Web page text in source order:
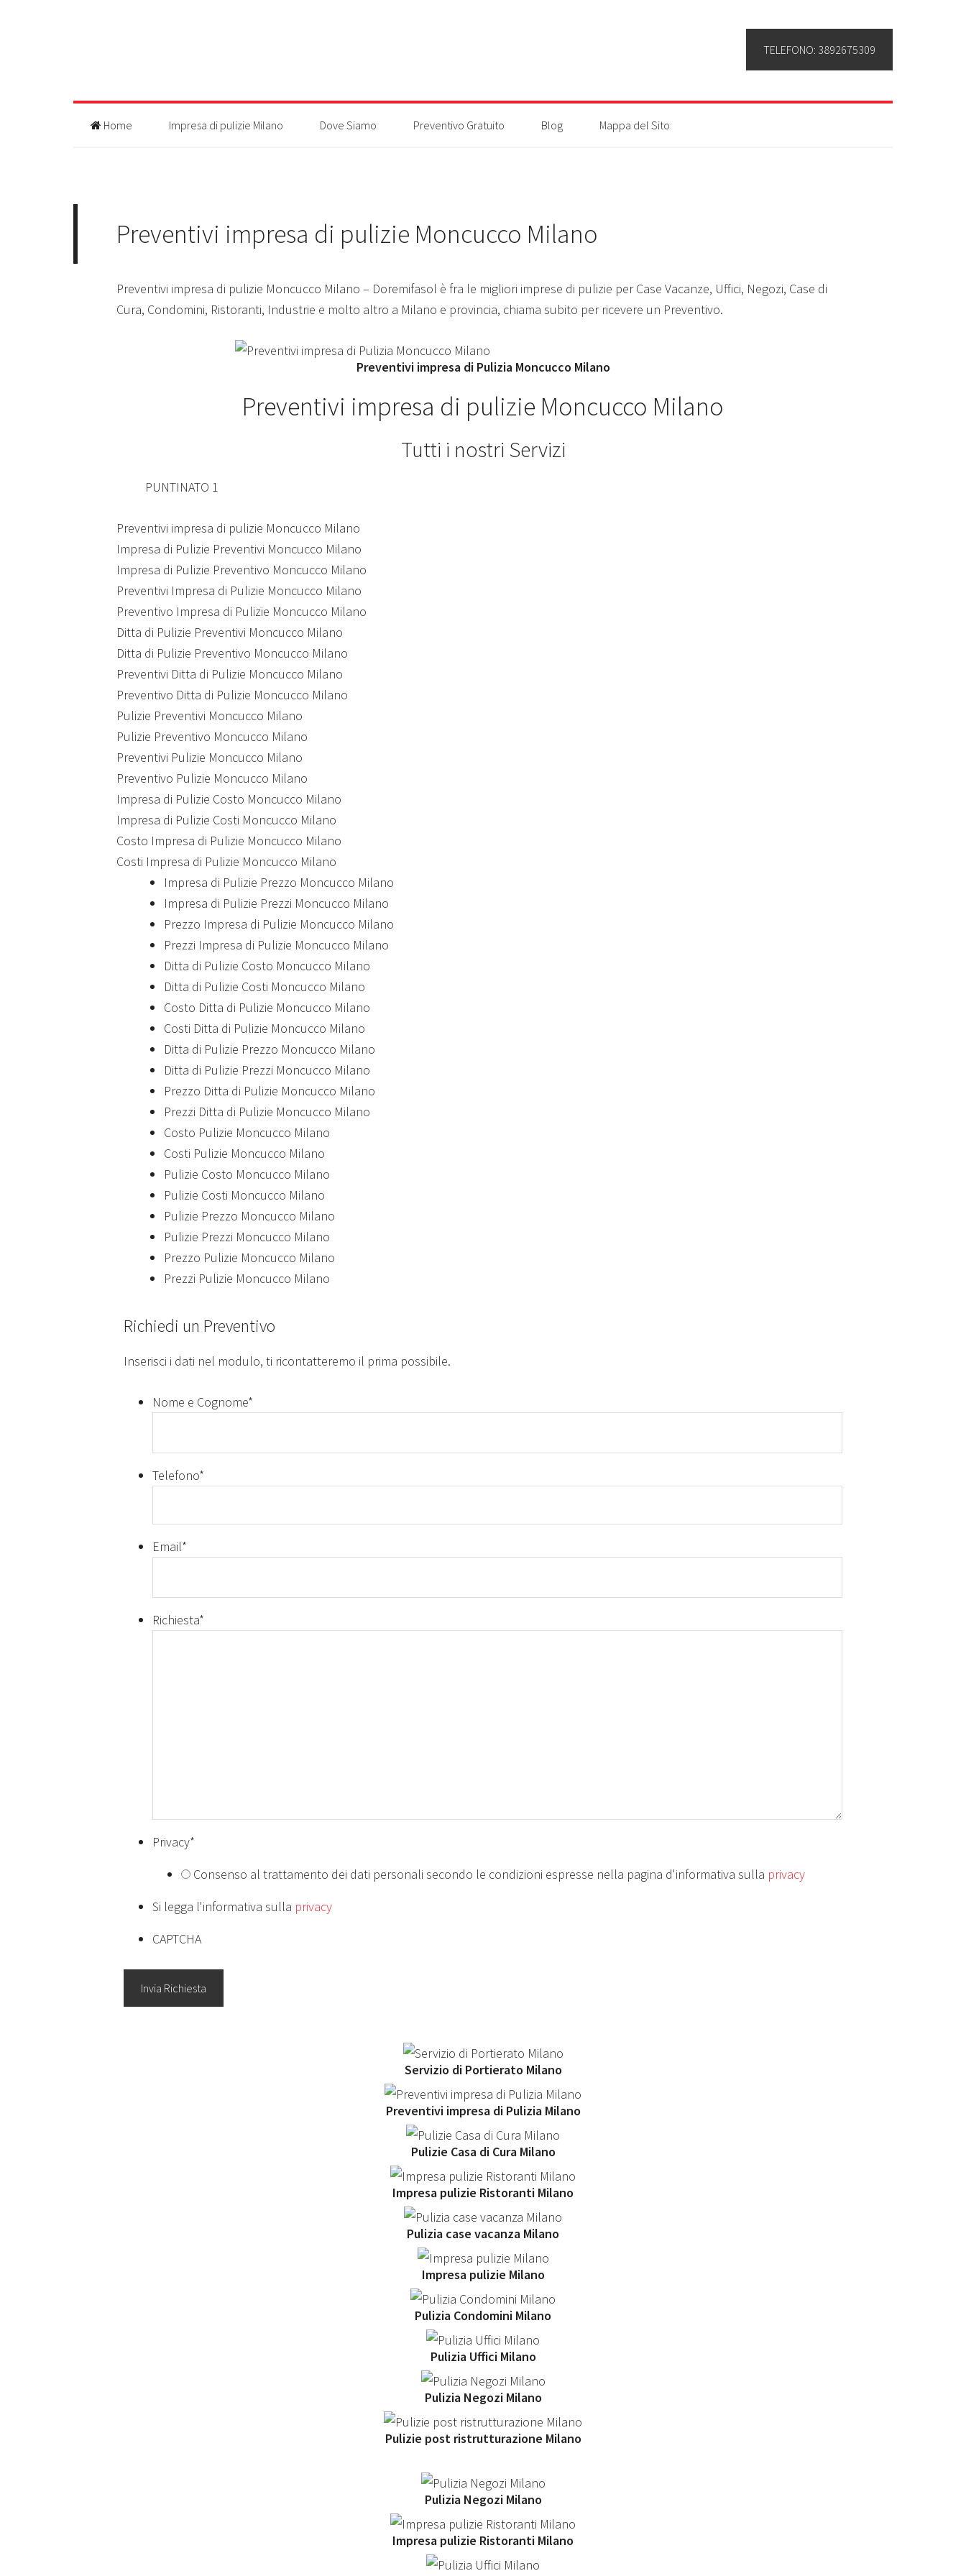
TELEFONO: 3892675309
Home Impresa di pulizie Milano Dove Siamo Preventivo Gratuito Blog Mappa del Sito
Preventivi impresa di pulizie Moncucco Milano
Preventivi impresa di pulizie Moncucco Milano – Doremifasol è fra le migliori imprese di pulizie per Case Vacanze, Uffici, Negozi, Case di
Cura, Condomini, Ristoranti, Industrie e molto altro a Milano e provincia, chiama subito per ricevere un Preventivo.
Preventivi impresa di Pulizia Moncucco Milano
Preventivi impresa di pulizie Moncucco Milano
Tutti i nostri Servizi
PUNTINATO 1
Preventivi impresa di pulizie Moncucco Milano
Impresa di Pulizie Preventivi Moncucco Milano
Impresa di Pulizie Preventivo Moncucco Milano
Preventivi Impresa di Pulizie Moncucco Milano
Preventivo Impresa di Pulizie Moncucco Milano
Ditta di Pulizie Preventivi Moncucco Milano
Ditta di Pulizie Preventivo Moncucco Milano
Preventivi Ditta di Pulizie Moncucco Milano
Preventivo Ditta di Pulizie Moncucco Milano
Pulizie Preventivi Moncucco Milano
Pulizie Preventivo Moncucco Milano
Preventivi Pulizie Moncucco Milano
Preventivo Pulizie Moncucco Milano
Impresa di Pulizie Costo Moncucco Milano
Impresa di Pulizie Costi Moncucco Milano
Costo Impresa di Pulizie Moncucco Milano
Costi Impresa di Pulizie Moncucco Milano
Impresa di Pulizie Prezzo Moncucco Milano
Impresa di Pulizie Prezzi Moncucco Milano
Prezzo Impresa di Pulizie Moncucco Milano
Prezzi Impresa di Pulizie Moncucco Milano
Ditta di Pulizie Costo Moncucco Milano
Ditta di Pulizie Costi Moncucco Milano
Costo Ditta di Pulizie Moncucco Milano
Costi Ditta di Pulizie Moncucco Milano
Ditta di Pulizie Prezzo Moncucco Milano
Ditta di Pulizie Prezzi Moncucco Milano
Prezzo Ditta di Pulizie Moncucco Milano
Prezzi Ditta di Pulizie Moncucco Milano
Costo Pulizie Moncucco Milano
Costi Pulizie Moncucco Milano
Pulizie Costo Moncucco Milano
Pulizie Costi Moncucco Milano
Pulizie Prezzo Moncucco Milano
Pulizie Prezzi Moncucco Milano
Prezzo Pulizie Moncucco Milano
Prezzi Pulizie Moncucco Milano
Richiedi un Preventivo
Inserisci i dati nel modulo, ti ricontatteremo il prima possibile.
Nome e Cognome*
Telefono*
Email*
Richiesta*
Privacy*
Consenso al trattamento dei dati personali secondo le condizioni espresse nella pagina d'informativa sulla privacy
Si legga l'informativa sulla privacy
CAPTCHA
Servizio di Portierato Milano
Preventivi impresa di Pulizia Milano
Pulizie Casa di Cura Milano
Impresa pulizie Ristoranti Milano
Pulizia case vacanza Milano
Impresa pulizie Milano
Pulizia Condomini Milano
Pulizia Uffici Milano
Pulizia Negozi Milano
Pulizie post ristrutturazione Milano
Pulizia Negozi Milano
Impresa pulizie Ristoranti Milano